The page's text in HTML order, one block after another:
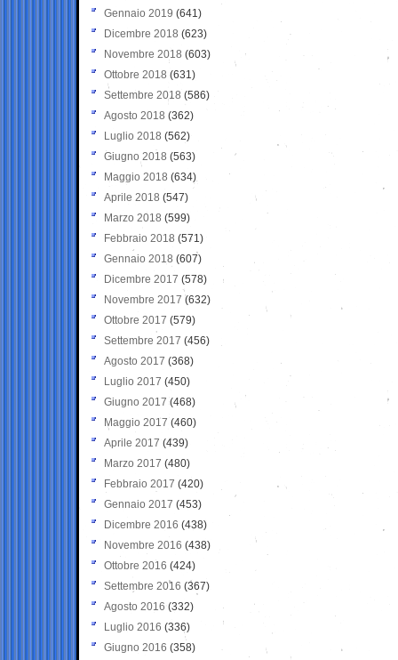
Gennaio 2019 (641)
Dicembre 2018 (623)
Novembre 2018 (603)
Ottobre 2018 (631)
Settembre 2018 (586)
Agosto 2018 (362)
Luglio 2018 (562)
Giugno 2018 (563)
Maggio 2018 (634)
Aprile 2018 (547)
Marzo 2018 (599)
Febbraio 2018 (571)
Gennaio 2018 (607)
Dicembre 2017 (578)
Novembre 2017 (632)
Ottobre 2017 (579)
Settembre 2017 (456)
Agosto 2017 (368)
Luglio 2017 (450)
Giugno 2017 (468)
Maggio 2017 (460)
Aprile 2017 (439)
Marzo 2017 (480)
Febbraio 2017 (420)
Gennaio 2017 (453)
Dicembre 2016 (438)
Novembre 2016 (438)
Ottobre 2016 (424)
Settembre 2016 (367)
Agosto 2016 (332)
Luglio 2016 (336)
Giugno 2016 (358)